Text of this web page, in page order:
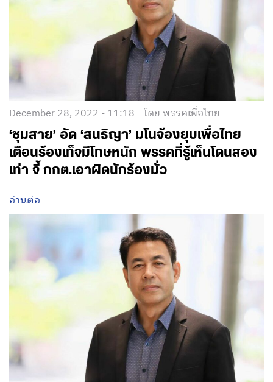
December 28, 2022 - 11:18 โดย พรรคเพื่อไทย
‘ชุมสาย’ อัด ‘สนธิญา’ มโนจ้องยุบเพื่อไทย
เตือนร้องเท็จมีโทษหนัก พรรคที่รู้เห็นโดนสอง
เท่า จี้ กกต.เอาผิดนักร้องมั่ว
อ่านต่อ